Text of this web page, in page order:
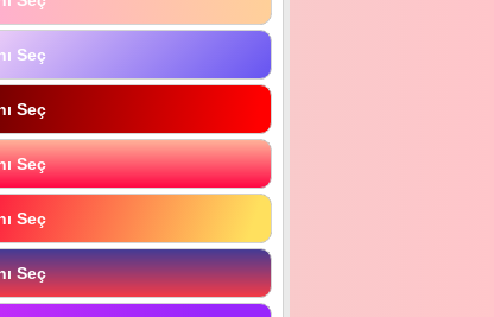
Seç
Seç
Seç
Seç
Seç